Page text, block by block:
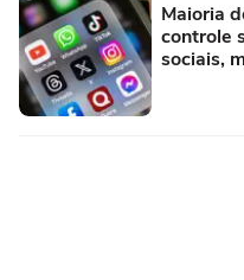
Maioria
controle
sociais,